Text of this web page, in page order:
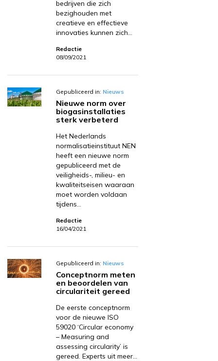
bedrijven die zich
bezighouden met
creatieve en effectieve
innovaties kunnen zich…
Redactie
08/09/2021
Gepubliceerd in: Nieuws
Nieuwe norm over
biogasinstallaties
sterk verbeterd
Het Nederlands
normalisatieinstituut NEN
heeft een nieuwe norm
gepubliceerd met de
veiligheids-, milieu- en
kwaliteitseisen waaraan
moet worden voldaan
tijdens…
Redactie
16/04/2021
Gepubliceerd in: Nieuws
Conceptnorm meten
en beoordelen van
circulariteit gereed
De eerste conceptnorm
voor de nieuwe ISO
59020 ‘Circular economy
– Measuring and
assessing circularity’ is
gereed. Experts uit meer…